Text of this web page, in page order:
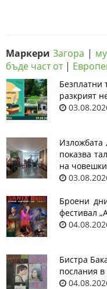
Маркери Загора |
бъде част от|
Безплатни
разкрият
Изложбата
показва
на
Броени
фестивал
Бистра
послания